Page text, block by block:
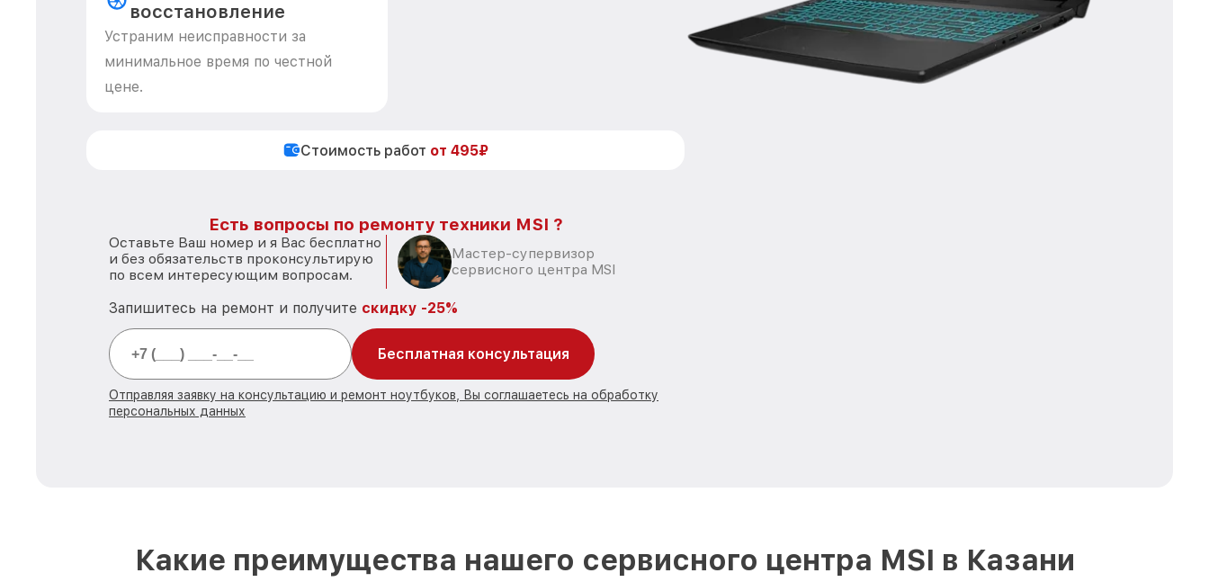
восстановление
Устраним неисправности за
минимальное время по честной
цене.
Стоимость работ от 495₽
Есть вопросы по ремонту техники MSI ?
Оставьте Ваш номер и я Вас бесплатно
и без обязательств проконсультирую
по всем интересующим вопросам.
Мастер-супервизор
сервисного центра MSI
Запишитесь на ремонт и получите скидку -25%
Бесплатная консультация
Отправляя заявку на консультацию и ремонт ноутбуков, Вы соглашаетесь на обработку
персональных данных
Какие преимущества нашего сервисного центра MSI в Казани